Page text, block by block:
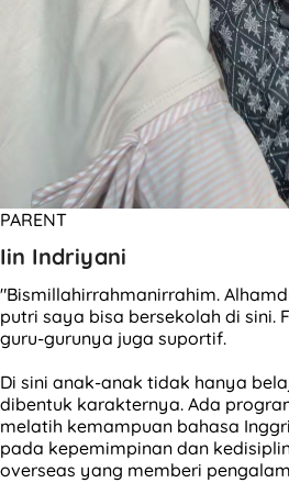
PARENT
Iin Indriyani
"Bismillahirrahmanirrahim.
putri saya bisa bersekolah di sini.
guru-gurunya juga suportif.
Di sini anak-anak tidak hanya
dibentuk karakternya. Ada
melatih kemampuan bahasa
pada kepemimpinan dan
overseas yang memberi